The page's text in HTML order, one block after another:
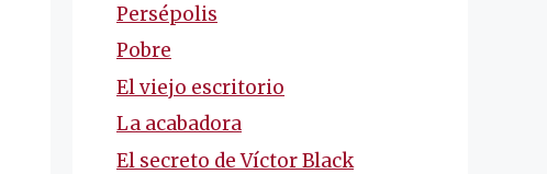
Persépolis
Pobre
El viejo escritorio
La acabadora
El secreto de Víctor Black